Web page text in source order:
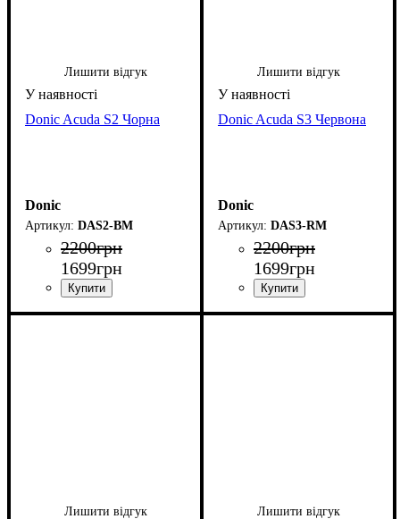
Лишити відгук
Donic Acuda S2 Чорна
Donic
DAS2-BM
2200грн
1699грн
Лишити відгук
Donic Acuda S3 Червона
Donic
DAS3-RM
2200грн
1699грн
Лишити відгук Лишити відгук